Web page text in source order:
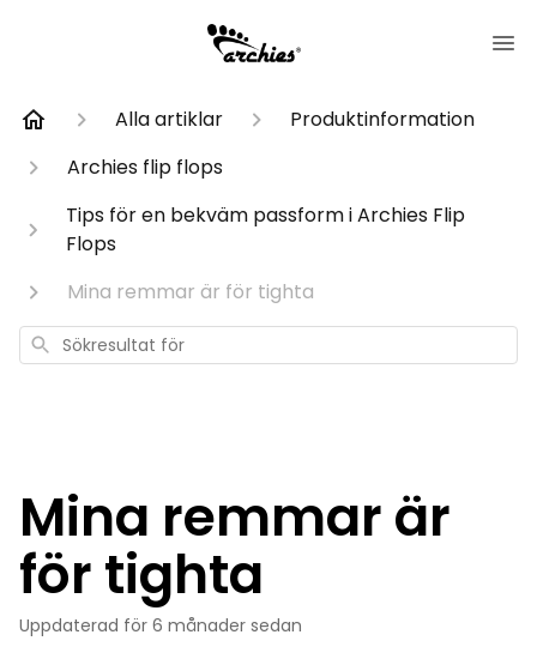
Alla artiklar
Produktinformation
Archies flip flops
Tips för en bekväm passform i Archies Flip
Flops
Mina remmar är för tighta
Sökresultat
för
Mina remmar är
för tighta
Uppdaterad för 6 månader sedan